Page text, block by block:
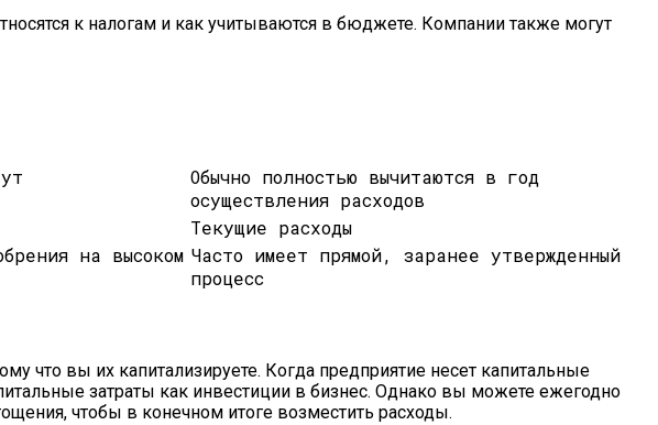
к налогам и как учитываются в бюджете. Компании также могут
Обычно полностью вычитаются в год
осуществления расходов
Текущие расходы
на высоком Часто имеет прямой, заранее утвержденный
процесс
что вы их капитализируете. Когда предприятие несет капитальные
затраты как инвестиции в бизнес. Однако вы можете ежегодно
чтобы в конечном итоге возместить расходы.